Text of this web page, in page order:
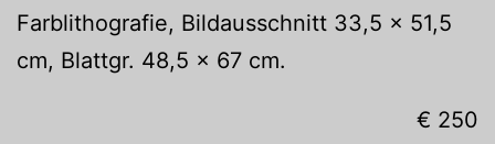
Farblithografie, Bildausschnitt 33,5 x 51,5
cm, Blattgr. 48,5 x 67 cm.
€ 250